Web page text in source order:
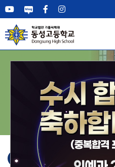
교
학학
교
동
성
교
직
학
교
교
정
교
가
오
시
언
론
자
랑
학
교
입
입신
입
전/
편
장
학
성
교교
육
교
육
학
사
교
공동
성
동
성
영
성
생
태
별
마
도
서
동
성
Wee
클
학
교
학
교
로
재대
학
샛
별
보
학가
정
학
교
상
담
급
식
증
명
학
교
법
인
공지사항 신입학 안내